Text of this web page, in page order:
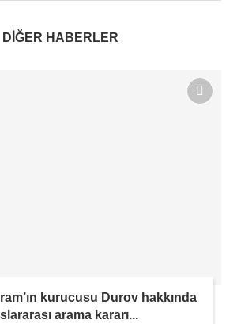
DİĞER HABERLER
kurucusu Durov hakkında
arama kararı...